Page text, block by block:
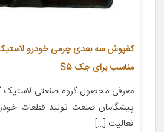
مناسب برای جک S5
معرفی محصول گروه صنعتی لاستیک
فعالیت […]